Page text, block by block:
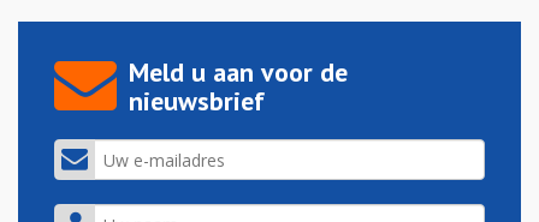
Meld u aan voor de
nieuwsbrief